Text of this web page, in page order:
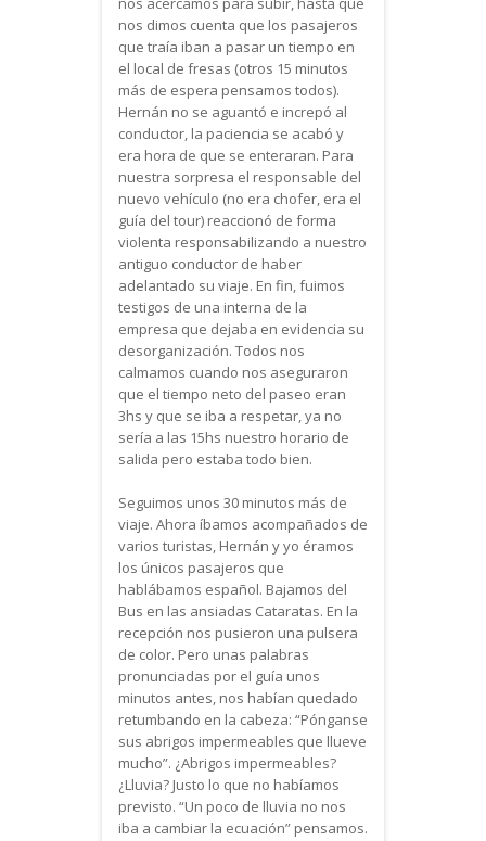
nos dimos cuenta que los pasajeros
que traía iban a pasar un tiempo en
el local de fresas (otros 15 minutos
más de espera pensamos todos).
Hernán no se aguantó e increpó al
conductor, la paciencia se acabó y
era hora de que se enteraran. Para
nuestra sorpresa el responsable del
nuevo vehículo (no era chofer, era el
guía del tour) reaccionó de forma
violenta responsabilizando a nuestro
antiguo conductor de haber
adelantado su viaje. En fin, fuimos
testigos de una interna de la
empresa que dejaba en evidencia su
desorganización. Todos nos
calmamos cuando nos aseguraron
que el tiempo neto del paseo eran
3hs y que se iba a respetar, ya no
sería a las 15hs nuestro horario de
salida pero estaba todo bien.
Seguimos unos 30 minutos más de
viaje. Ahora íbamos acompañados de
varios turistas, Hernán y yo éramos
los únicos pasajeros que
hablábamos español. Bajamos del
Bus en las ansiadas Cataratas. En la
recepción nos pusieron una pulsera
de color. Pero unas palabras
pronunciadas por el guía unos
minutos antes, nos habían quedado
retumbando en la cabeza: “Pónganse
sus abrigos impermeables que llueve
mucho”. ¿Abrigos impermeables?
¿Lluvia? Justo lo que no habíamos
previsto. “Un poco de lluvia no nos
iba a cambiar la ecuación” pensamos.